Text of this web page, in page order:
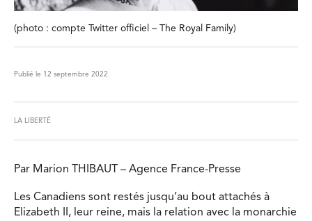
(photo : compte Twitter officiel – The Royal Family)
Publié le 12 septembre 2022
LA LIBERTÉ
Par Marion THIBAUT – Agence France-Presse
Les Canadiens sont restés jusqu’au bout attachés à
Elizabeth II, leur reine, mais la relation avec la monarchie